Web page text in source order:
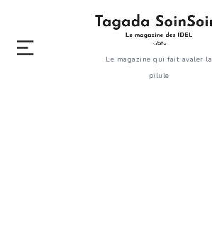
Le magazine qui fait avaler la
pilule